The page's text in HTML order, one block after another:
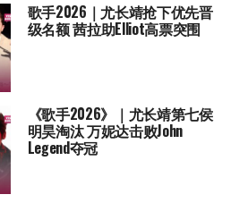
歌手2026｜尤长靖抢下优先晋
级名额 茜拉助Elliot高票突围
《歌手2026》｜尤长靖第七侯
明昊淘汰 万妮达击败John
Legend夺冠